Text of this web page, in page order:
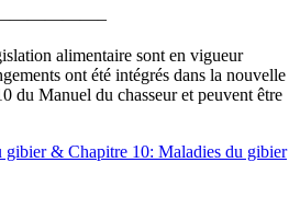
alimentaire sont en vigueur
ont été intégrés dans la nouvelle
du Manuel du chasseur et peuvent être
gibier & Chapitre 10: Maladies du gibier